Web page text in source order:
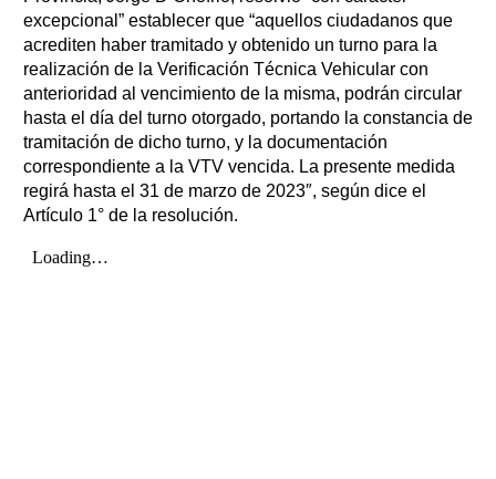
excepcional” establecer que “aquellos ciudadanos que
acrediten haber tramitado y obtenido un turno para la
realización de la Verificación Técnica Vehicular con
anterioridad al vencimiento de la misma, podrán circular
hasta el día del turno otorgado, portando la constancia de
tramitación de dicho turno, y la documentación
correspondiente a la VTV vencida. La presente medida
regirá hasta el 31 de marzo de 2023″, según dice el
Artículo 1° de la resolución.